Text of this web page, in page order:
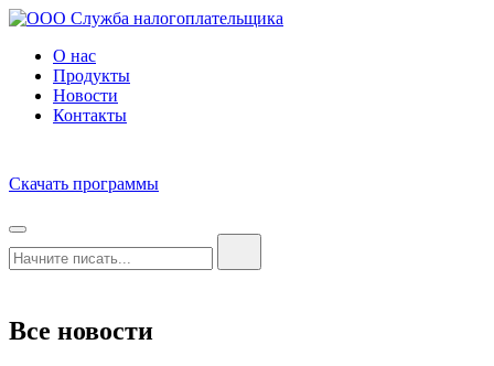
О нас
Продукты
Новости
Контакты
Скачать программы
Все новости